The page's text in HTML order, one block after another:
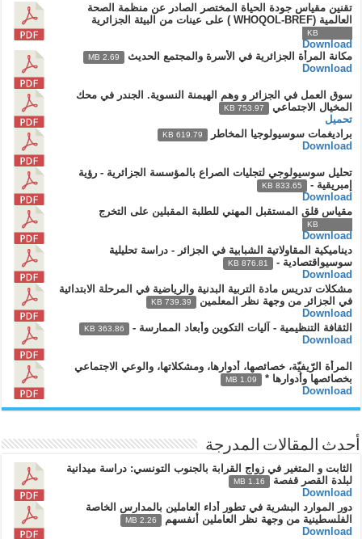
تقنين مقياس جودة الحياة المختصر الصادر عن منظمة الصحة
العالمية (WHOQOL-BREF ) على عينات من البيئة الجزائرية
Download
مكانة المرأة الجزائرية في الأسرة والمجتمع الحديث
2.69 MB
Download
سوق العمل في الجزائر و وهم الهيمنة النسوية. الجندر في محك
المخيال الاجتماعي
753.97 KB
تحميل
براديغمات سوسيولوجيا المخاطر
619.79 KB
Download
تحليل سوسيولوجي لتجليات الصراع بالمؤسسة الجزائرية - رؤية
إمبريقية -
833.65 KB
Download
مقياس قلق المستقبل المهني للطلبة المقبلين على التخرج
Download
ديناميكية المقاولاتية الشبابية في الجزائر - دراسة تحليلية
سوسيواقتصادية -
876.81 KB
Download
مشكلات تدريس مادة التربية البدنية والرياضية في المرحلة الابتدائية
في الجزائر من وجهة نظر المعلمين
739.39 KB
Download
الثقافة التنظيمية - آليات التكوين وأبعاد الممارسة -
363.86 KB
Download
المرأة الرّيفيّة، خصائصها، أدوارها، ومشكلاتها، والوعي الاجتماعي
بخصائصها وأدوارها *
1.09 MB
Download
أحدث المقالات المدرجة
الثابت و المتغير في زواج القرابة بالجنوب التونسي: دراسة ميدانية
لبلدة القصر قفصة
1.16 MB
Download
دور الموارد البشرية في تطور أداء العاملين بالمدارس الخاصة
الفلسطينية من وجهة نظر العاملين أنفسهم
2.26 MB
Download